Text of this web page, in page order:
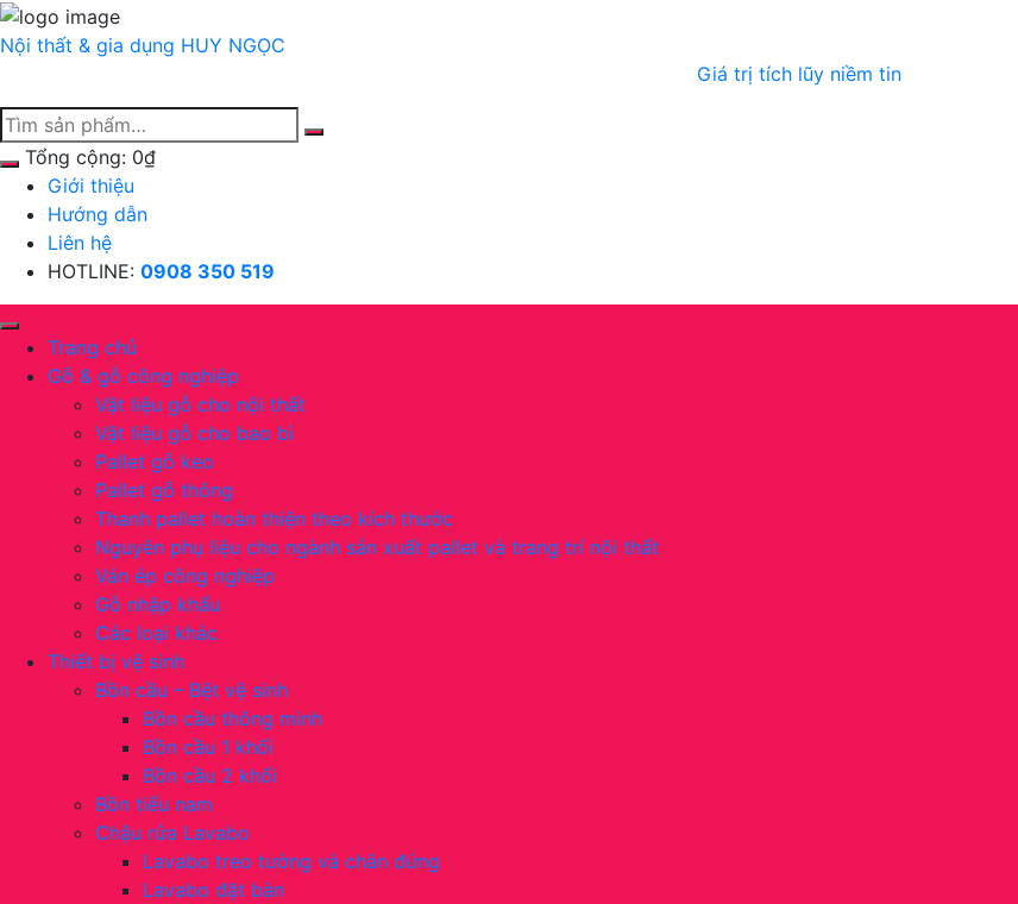
Chuyển
tới
Nội thất & gia dụng HUY NGỌC
Giá trị tích lũy niềm tin
Tổng cộng: 0₫
Giới thiệu
Hướng dẫn
Liên hệ
HOTLINE: 0908 350 519
Trang chủ
Gỗ & gỗ công nghiệp
Vật liệu gỗ cho nội thất
Vật liệu gỗ cho bao bì
Pallet gỗ keo
Pallet gỗ thông
Thanh pallet hoàn thiện theo kích thước
Nguyên phụ liệu cho ngành sản xuất pallet và trang trí nội thất
Ván ép công nghiệp
Gỗ nhập khẩu
Các loại khác
Thiết bị vệ sinh
Bồn cầu – Bệt vệ sinh
Bồn cầu thông minh
Bồn cầu 1 khối
Bồn cầu 2 khối
Bồn tiểu nam
Chậu rửa Lavabo
Lavabo treo tường và chân đứng
Lavabo đặt bàn